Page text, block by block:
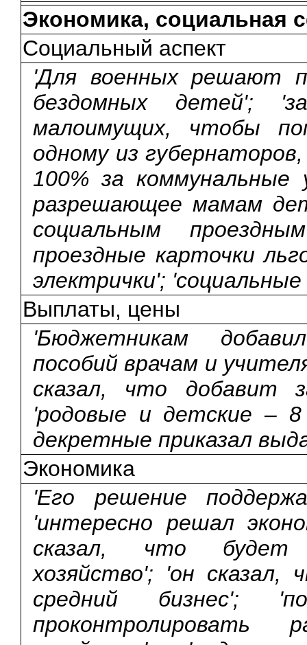
Экономика, социальная
Социальный аспект
'Для военных решают
бездомных детей';
малоимущих, чтобы
одному из
100% за коммунальные
разрешающее мамам
социальным
проездные карточки
электрички';
Выплаты, цены
'Бюджетникам
пособий врачам и
сказал, что добавит
'родовые и детские –
декретные приказал
Экономика
'Его решение
'интересно решал
сказал, что будет
хозяйство'; 'он
средний бизнес';
проконтролировать